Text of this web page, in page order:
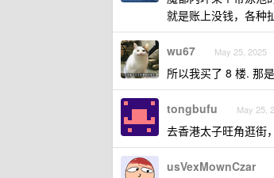
就是账上没钱，各种
wu67 May 25, 2025
所以我买了 8 楼. 那
tongbufu May 25,
去香港太子旺角逛街
usVexMownCzar